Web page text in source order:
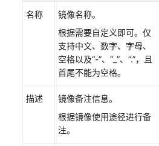
员）
名称
镜像名称。
根据需要自定义即可。仅
支持中文、数字、字母、
空格以及“-”、“_”、“.”，且
首尾不能为空格。
描述
镜像备注信息。
根据镜像使用途径进行备
注。